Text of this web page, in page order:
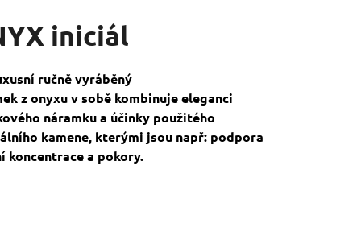
iniciál
ručně vyráběný
z onyxu v sobě kombinuje eleganci
náramku a účinky použitého
kamene, kterými jsou např: podpora
koncentrace a pokory.